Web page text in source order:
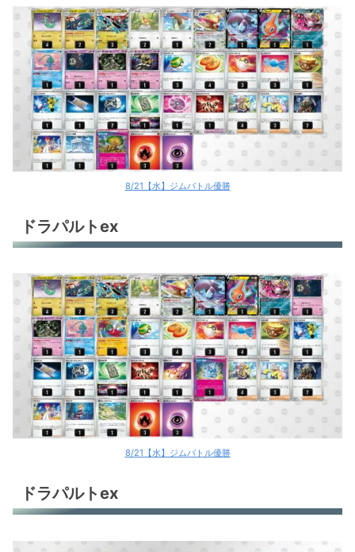
8/21【水】ジムバトル優勝
ドラパルトex
8/21【水】ジムバトル優勝
ドラパルトex